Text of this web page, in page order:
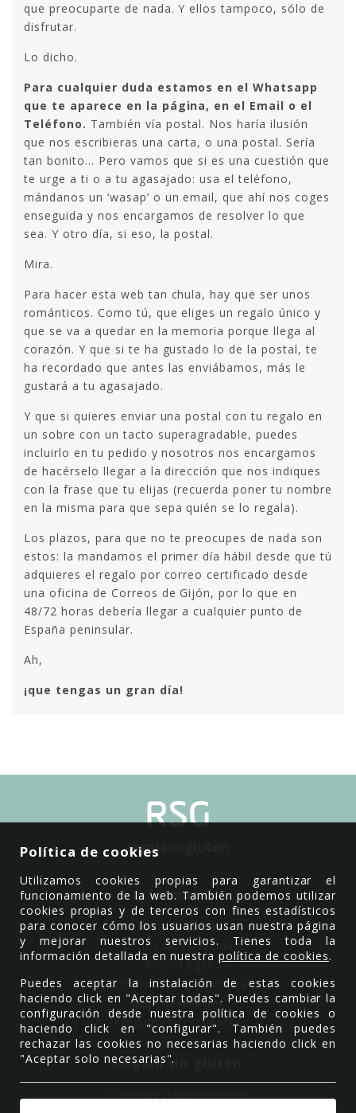
que preocuparte de nada. Y ellos tampoco, sólo de
disfrutar.
Lo dicho.
Para cualquier duda estamos en el Whatsapp
que te aparece en la página, en el Email o el
Teléfono. También vía postal. Nos haría ilusión
que nos escribieras una carta, o una postal. Sería
tan bonito… Pero vamos que si es una cuestión que
te urge a ti o a tu agasajado: usa el teléfono,
mándanos un ‘wasap’ o un email, que ahí nos coges
enseguida y nos encargamos de resolver lo que
sea. Y otro día, si eso, la postal.
Mira.
Para hacer esta web tan chula, hay que ser unos
románticos. Como tú, que eliges un regalo único y
que se va a quedar en la memoria porque llega al
corazón. Y que si te ha gustado lo de la postal, te
ha recordado que antes las enviábamos, más le
gustará a tu agasajado.
Y que si quieres enviar una postal con tu regalo en
un sobre con un tacto superagradable, puedes
incluirlo en tu pedido y nosotros nos encargamos
de hacérselo llegar a la dirección que nos indiques
con la frase que tu elijas (recuerda poner tu nombre
en la misma para que sepa quién se lo regala).
Los plazos, para que no te preocupes de nada son
estos: la mandamos el primer día hábil desde que tú
adquieres el regalo por correo certificado desde
una oficina de Correos de Gijón, por lo que en
48/72 horas debería llegar a cualquier punto de
España peninsular.
Ah,
¡que tengas un gran día!
Información
Política de Cookies
Política de Privacidad
Aviso Legal
Condiciones de compra
Baja newsletter
Preguntas Frecuentes
Regala sin gluten
Política de cookies
Utilizamos cookies propias para garantizar el
funcionamiento de la web. También podemos utilizar
cookies propias y de terceros con fines estadísticos
para conocer cómo los usuarios usan nuestra página
y mejorar nuestros servicios. Tienes toda la
información detallada en nuestrapolítica de cookies.
Puedes aceptar la instalación de estas cookies
haciendo click en "Aceptar todas". Puedes cambiar la
configuración desde nuestra política de cookies o
haciendo click en "configurar". También puedes
rechazar las cookies no necesarias haciendo click en
"Aceptar solo necesarias".